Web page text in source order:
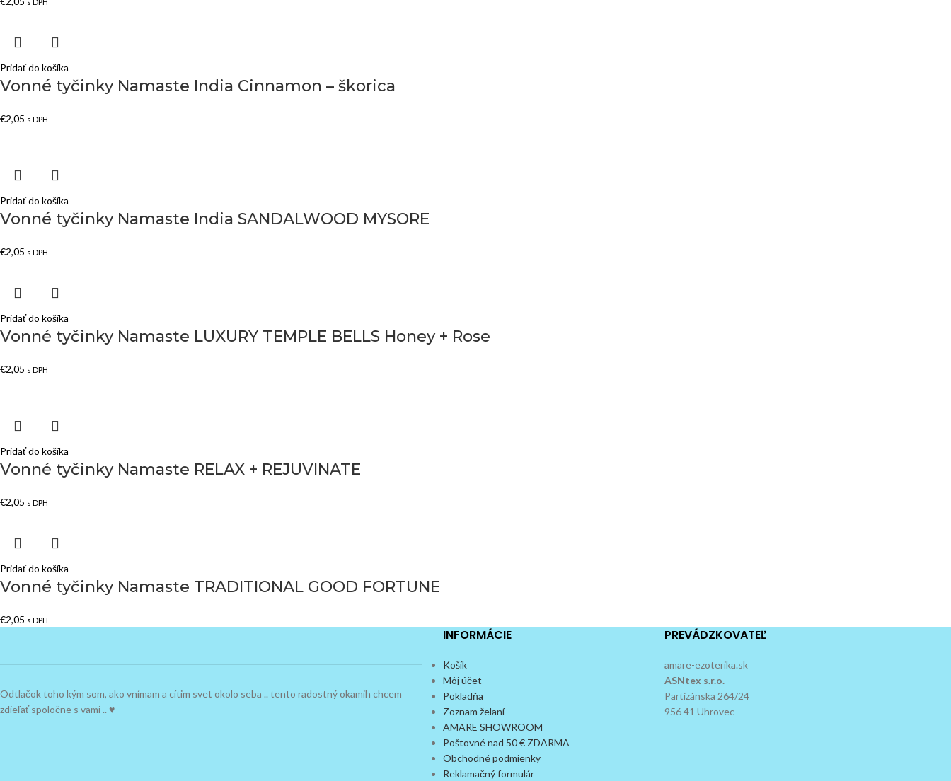
s DPH
Pridať do košíka
Vonné tyčinky Namaste India Cinnamon – škorica
€2,05 s DPH
Pridať do košíka
Vonné tyčinky Namaste India SANDALWOOD MYSORE
€2,05 s DPH
Pridať do košíka
Vonné tyčinky Namaste LUXURY TEMPLE BELLS Honey + Rose
€2,05 s DPH
Pridať do košíka
Vonné tyčinky Namaste RELAX + REJUVINATE
€2,05 s DPH
Pridať do košíka
Vonné tyčinky Namaste TRADITIONAL GOOD FORTUNE
€2,05 s DPH
Odtlačok toho kým som, ako vnímam a cítim svet okolo seba .. tento radostný okamih chcem
zdieľať spoločne s vami .. ♥
INFORMÁCIE
Košík
Môj účet
Pokladňa
Zoznam želaní
AMARE SHOWROOM
Poštovné nad 50 € ZDARMA
Obchodné podmienky
Reklamačný formulár
PREVÁDZKOVATEĽ
amare-ezoterika.sk
ASNtex s.r.o.
Partizánska 264/24
956 41 Uhrovec